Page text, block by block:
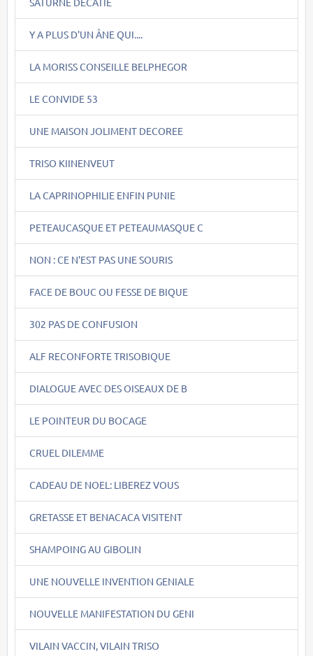
Y A PLUS D'UN ÂNE QUI....
LA MORISS CONSEILLE BELPHEGOR
LE CONVIDE 53
UNE MAISON JOLIMENT DECOREE
TRISO KIINENVEUT
LA CAPRINOPHILIE ENFIN PUNIE
PETEAUCASQUE ET PETEAUMASQUE C
NON : CE N'EST PAS UNE SOURIS
FACE DE BOUC OU FESSE DE BIQUE
302 PAS DE CONFUSION
ALF RECONFORTE TRISOBIQUE
DIALOGUE AVEC DES OISEAUX DE B
LE POINTEUR DU BOCAGE
CRUEL DILEMME
CADEAU DE NOEL: LIBEREZ VOUS
GRETASSE ET BENACACA VISITENT
SHAMPOING AU GIBOLIN
UNE NOUVELLE INVENTION GENIALE
NOUVELLE MANIFESTATION DU GENI
VILAIN VACCIN, VILAIN TRISO